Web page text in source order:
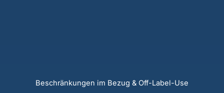
Beschränkungen im Bezug & Off-Label-Use